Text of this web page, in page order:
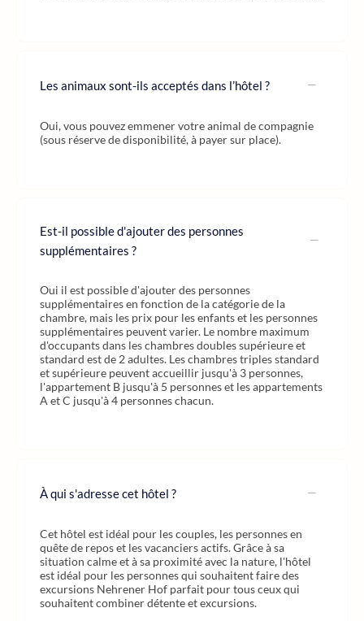
Les animaux sont-ils acceptés dans l’hôtel ?
Oui, vous pouvez emmener votre animal de compagnie
(sous réserve de disponibilité, à payer sur place).
Est-il possible d'ajouter des personnes
supplémentaires ?
Oui il est possible d'ajouter des personnes
supplémentaires en fonction de la catégorie de la
chambre, mais les prix pour les enfants et les personnes
supplémentaires peuvent varier. Le nombre maximum
d'occupants dans les chambres doubles supérieure et
standard est de 2 adultes. Les chambres triples standard
et supérieure peuvent accueillir jusqu'à 3 personnes,
l'appartement B jusqu'à 5 personnes et les appartements
A et C jusqu'à 4 personnes chacun.
À qui s'adresse cet hôtel ?
Cet hôtel est idéal pour les couples, les personnes en
quête de repos et les vacanciers actifs. Grâce à sa
situation calme et à sa proximité avec la nature, l'hôtel
est idéal pour les personnes qui souhaitent faire des
excursions Nehrener Hof parfait pour tous ceux qui
souhaitent combiner détente et excursions.